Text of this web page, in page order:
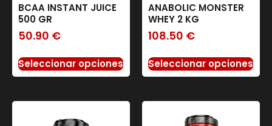
BCAA INSTANT JUICE
500 GR
50.90 €
Seleccionar opciones
ANABOLIC MONSTER
WHEY 2 KG
108.50 €
Seleccionar opciones